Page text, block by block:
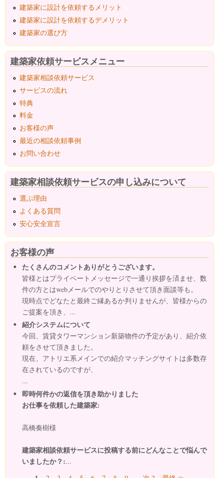
建築家に設計を依頼するメリット
建築家に設計を依頼するデメリット
建築家の選び方
建築家依頼サービスメニュー
建築家相談依頼サービス
サービスの流れ
特典
料金
お客様の声
最近の相談依頼事例
お問い合わせ
建築家相談依頼サービスの申し込みについて
選ぶ理由
よくある質問
安心安全宣言
お客様の声
たくさんのコメントありがとうございます。
皆様とはプライベートメッセージで一通り挨拶を済ませ、数
件の方とはwebメールでのやりとりさせて頂き面談等も。
現時点でどなたと最終ご縁あるか判りませんが、皆様からの
ご提案を頂き、...
紹介システムについて
今回、賃貸タワーマンション新築物件の予定があり、紹介依
頼をさせて頂きました。
現在、アトリエ系メインでの紹介マッチングサイトは多数存
在されているのですが、
...
即時何件かの返信を頂き助かりました
お仕事を依頼した建築家:
高橋奏樹様
建築家相談依頼サービスに投稿する前にどんなことで悩んで
いましたか？:...